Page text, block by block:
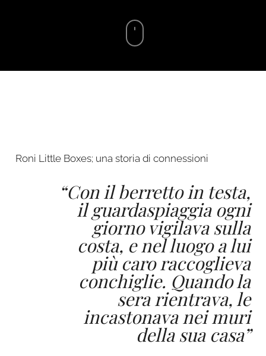
Roni Little Boxes; una storia di connessioni
“Con il berretto in testa,
il guardaspiaggia ogni
giorno vigilava sulla
costa, e nel luogo a lui
più caro raccoglieva
conchiglie. Quando la
sera rientrava, le
incastonava nei muri
della sua casa”